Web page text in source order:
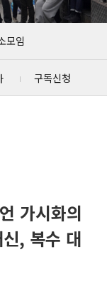
모임
구독신청
가시화의
, 복수 대